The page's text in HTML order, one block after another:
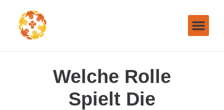
Welche Rolle
Spielt Die